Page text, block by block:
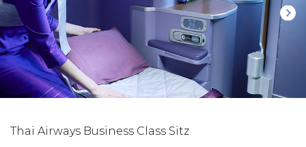
Thai Airways Business Class Sitz